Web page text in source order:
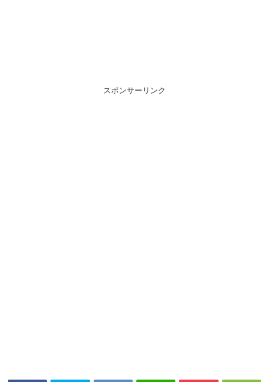
スポンサーリンク